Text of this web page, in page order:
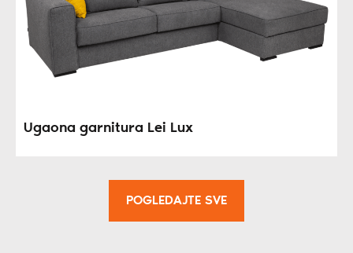
Ugaona garnitura Lei Lux
POGLEDAJTE SVE